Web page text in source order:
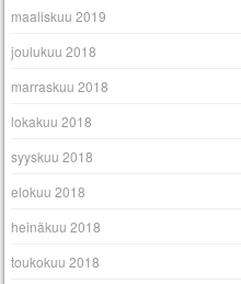
maaliskuu 2019
joulukuu 2018
marraskuu 2018
lokakuu 2018
syyskuu 2018
elokuu 2018
heinäkuu 2018
toukokuu 2018